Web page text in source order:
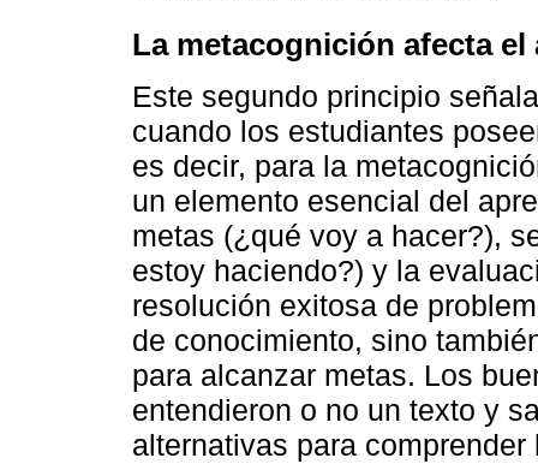
La metacognición afecta el
Este segundo principio
cuando los estudiantes
es decir, para la
un elemento esencial del
metas (¿qué voy a hacer?),
estoy haciendo?) y la
resolución exitosa de
de conocimiento, sino
para alcanzar metas. Los
entendieron o no un texto y
alternativas para